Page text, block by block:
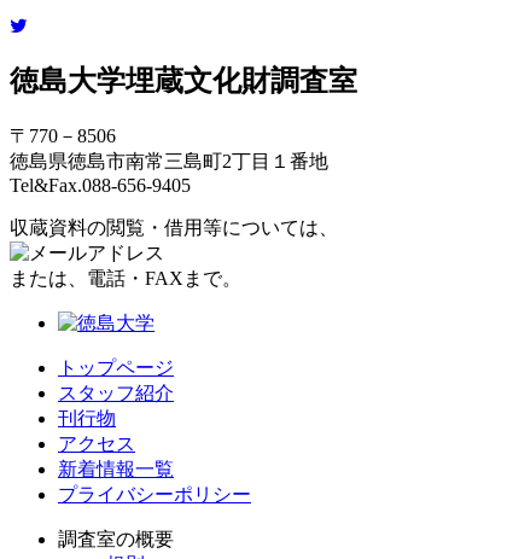
徳島大学埋蔵文化財調査室
〒770－8506
徳島県徳島市南常三島町2丁目１番地
Tel&Fax.088-656-9405
収蔵資料の閲覧・借用等については、
または、電話・FAXまで。
トップページ
スタッフ紹介
刊行物
アクセス
新着情報一覧
プライバシーポリシー
調査室の概要